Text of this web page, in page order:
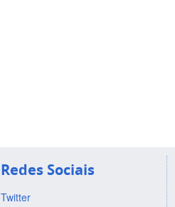
Redes Sociais
Twitter